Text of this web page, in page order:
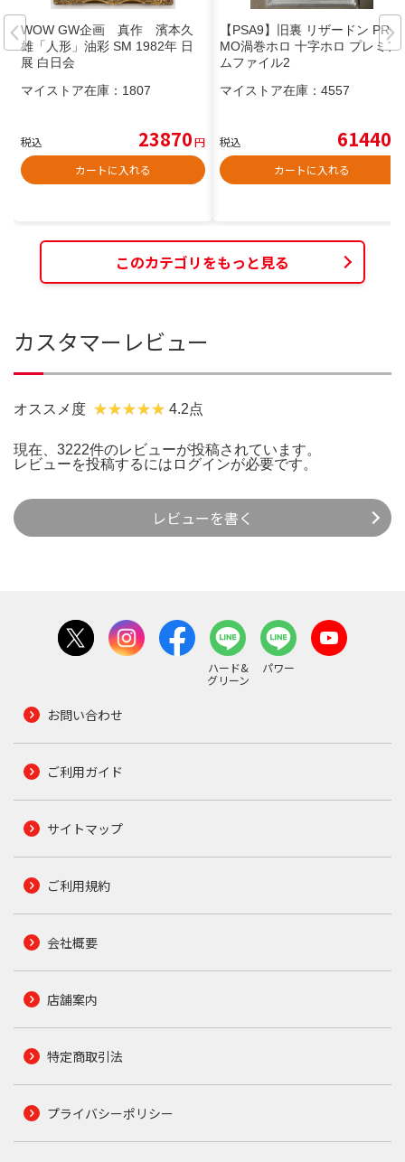
WOW GW企画 真作 濱本久
雄「人形」油彩 SM 1982年 日
展 白日会
マイストア在庫： 1807
税込 23870円
カートに入れる
【PSA9】旧裏 リザードン PRO
MO渦巻ホロ 十字ホロ プレミア
ムファイル2
マイストア在庫： 4557
税込 61440
カートに入れる
このカテゴリをもっと見る
カスタマーレビュー
オススメ度 4.2点
現在、3222件のレビューが投稿されています。
レビューを投稿するには ログインが必要です。
レビューを書く
ハード&
グリーン
パワー
お問い合わせ
ご利用ガイド
サイトマップ
ご利用規約
会社概要
店舗案内
特定商取引法
プライバシーポリシー